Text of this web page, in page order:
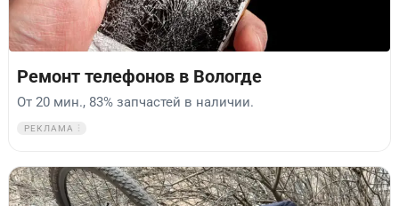
Ремонт телефонов в Вологде
От 20 мин., 83% запчастей в наличии.
РЕКЛАМА